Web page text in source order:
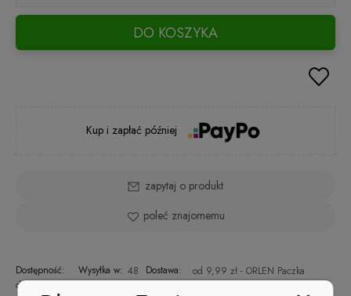
DO KOSZYKA
Kup i zapłać później
zapytaj o produkt
poleć znajomemu
Dostępność:
duża ilość
Wysyłka w: 48
Dostawa: od 9,99 zł - ORLEN Paczka